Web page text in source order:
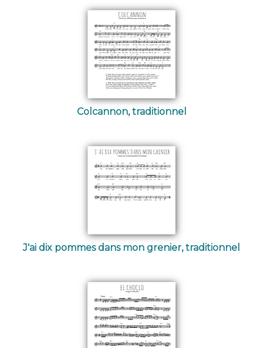
Colcannon, traditionnel
J'ai dix pommes dans mon grenier, traditionnel